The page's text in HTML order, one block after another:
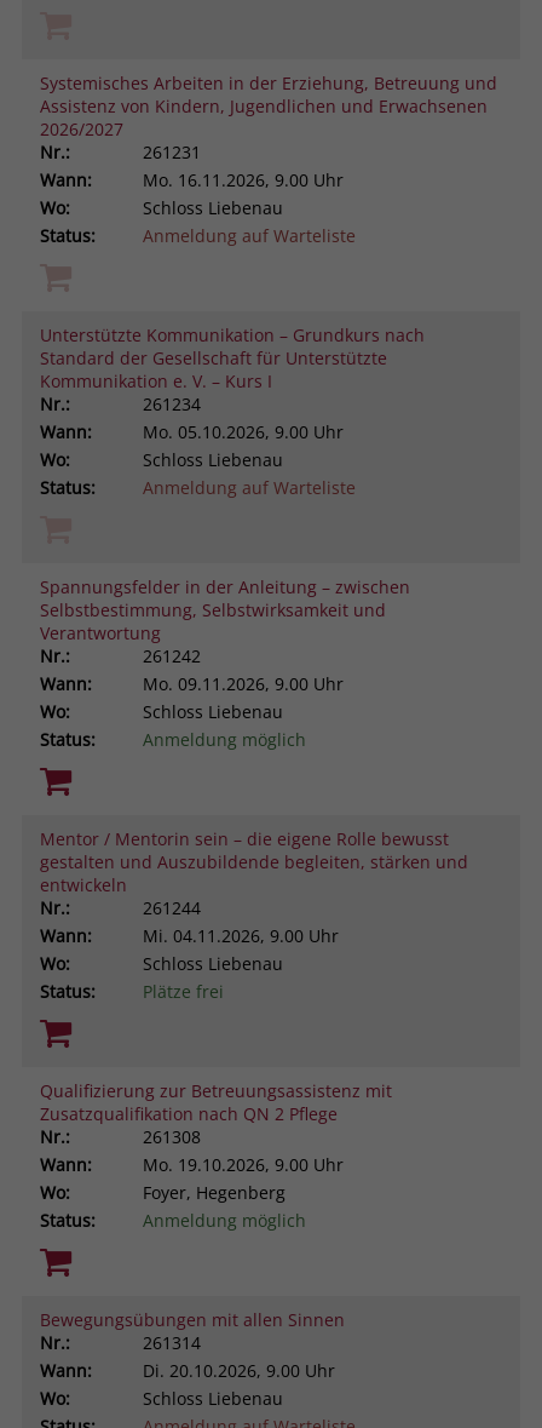
Systemisches Arbeiten in der Erziehung, Betreuung und
Assistenz von Kindern, Jugendlichen und Erwachsenen
2026/2027
Nr.:
261231
Wann:
Mo. 16.11.2026, 9.00 Uhr
Wo:
Schloss Liebenau
Status:
Anmeldung auf Warteliste
Unterstützte Kommunikation – Grundkurs nach
Standard der Gesellschaft für Unterstützte
Kommunikation e. V. – Kurs I
Nr.:
261234
Wann:
Mo. 05.10.2026, 9.00 Uhr
Wo:
Schloss Liebenau
Status:
Anmeldung auf Warteliste
Spannungsfelder in der Anleitung – zwischen
Selbstbestimmung, Selbstwirksamkeit und
Verantwortung
Nr.:
261242
Wann:
Mo. 09.11.2026, 9.00 Uhr
Wo:
Schloss Liebenau
Status:
Anmeldung möglich
Mentor / Mentorin sein – die eigene Rolle bewusst
gestalten und Auszubildende begleiten, stärken und
entwickeln
Nr.:
261244
Wann:
Mi. 04.11.2026, 9.00 Uhr
Wo:
Schloss Liebenau
Status:
Plätze frei
Qualifizierung zur Betreuungsassistenz mit
Zusatzqualifikation nach QN 2 Pflege
Nr.:
261308
Wann:
Mo. 19.10.2026, 9.00 Uhr
Wo:
Foyer, Hegenberg
Status:
Anmeldung möglich
Bewegungsübungen mit allen Sinnen
Nr.:
261314
Wann:
Di. 20.10.2026, 9.00 Uhr
Wo:
Schloss Liebenau